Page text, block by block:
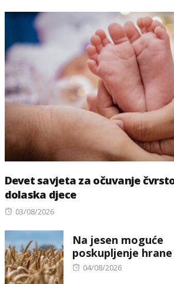
Devet savjeta za očuvanje
dolaska djece
Posted
03/08/2026
Na jesen moguće
poskupljenje
Posted
04/08/2026